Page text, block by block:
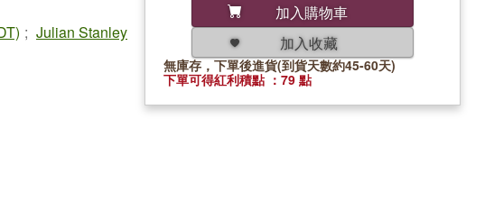
; Julian Stanley
加入購物車
加入收藏
無庫存，下單後進貨(到貨天數約45-60天)
下單可得紅利積點 ：79 點